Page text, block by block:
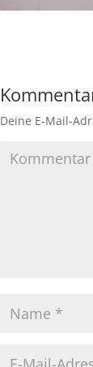
Deine E-Mail-